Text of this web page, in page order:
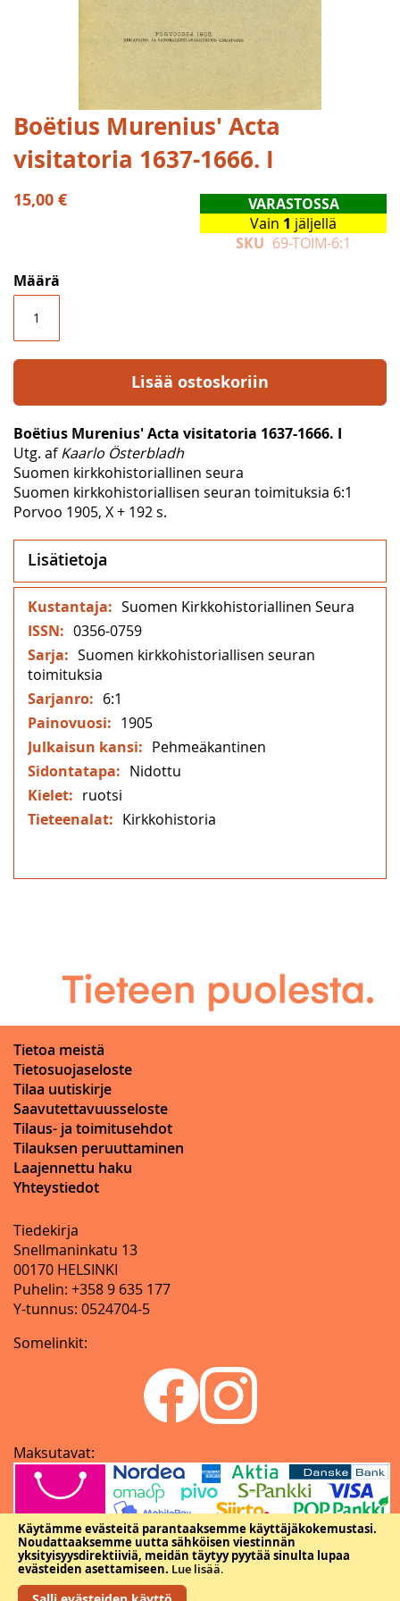
Käytämme evästeitä parantaaksemme käyttäjäkokemustasi.
Noudattaaksemme uutta sähköisen viestinnän
yksityisyysdirektiiviä, meidän täytyy pyytää sinulta lupaa
evästeiden asettamiseen. Lue lisää.
Skip
to
the
of
Boëtius Murenius' Acta
visitatoria 1637-1666. I
15,00 €
VARASTOSSA
Vain 1 jäljellä
SKU 69-TOIM-6:1
Määrä
Lisää ostoskoriin
Boëtius Murenius' Acta visitatoria 1637-1666. I
Utg. afKaarlo Österbladh
Suomen kirkkohistoriallinen seura
Suomen kirkkohistoriallisen seuran toimituksia 6:1
Porvoo 1905, X + 192 s.
Lisätietoja
Lisätietoja
Suomen Kirkkohistoriallinen Seura
0356-0759
Suomen kirkkohistoriallisen seuran
toimituksia
6:1
1905
Pehmeäkantinen
Nidottu
ruotsi
Kirkkohistoria
Tietoa meistä
Tietosuojaseloste
Tilaa uutiskirje
Saavutettavuusseloste
Tilaus- ja toimitusehdot
Tilauksen peruuttaminen
Laajennettu haku
Yhteystiedot
Tiedekirja
Snellmaninkatu 13
00170 HELSINKI
Puhelin: +358 9 635 177
Y-tunnus: 0524704-5
Somelinkit:
Maksutavat: